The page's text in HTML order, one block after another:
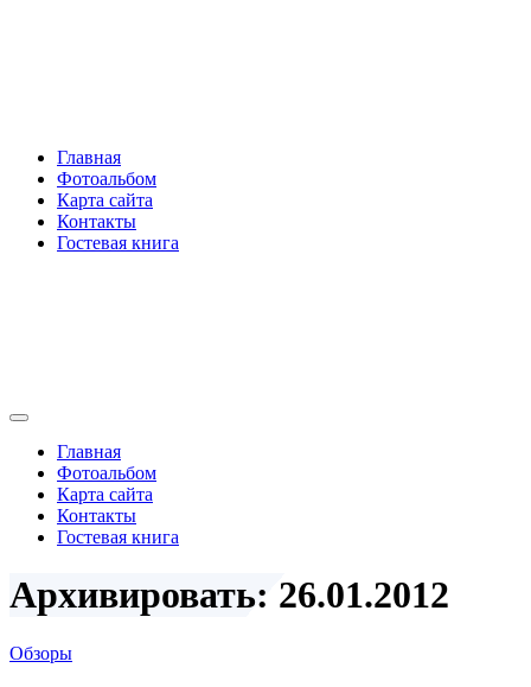
Главная
Фотоальбом
Карта сайта
Контакты
Гостевая книга
Главная
Фотоальбом
Карта сайта
Контакты
Гостевая книга
Архивировать: 26.01.2012
Обзоры